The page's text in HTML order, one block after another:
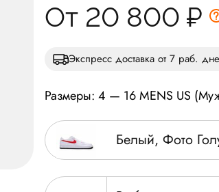
От 20 800 ₽
Экспресс доставка от 7 раб.
Размеры: 4 — 16 MENS US